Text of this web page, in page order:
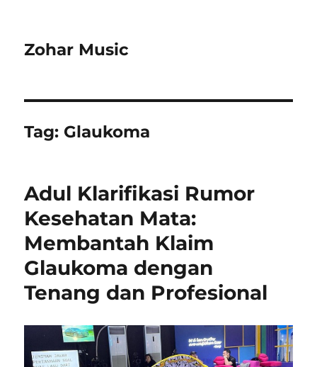
Zohar Music
Tag: Glaukoma
Adul Klarifikasi Rumor
Kesehatan Mata:
Membantah Klaim
Glaukoma dengan
Tenang dan Profesional